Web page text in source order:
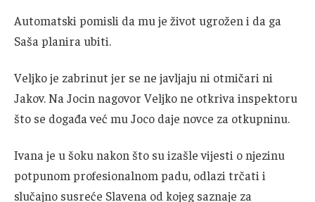
Automatski pomisli da mu je život ugrožen i da ga
Saša planira ubiti.
Veljko je zabrinut jer se ne javljaju ni otmičari ni
Jakov. Na Jocin nagovor Veljko ne otkriva inspektoru
što se događa već mu Joco daje novce za otkupninu.
Ivana je u šoku nakon što su izašle vijesti o njezinu
potpunom profesionalnom padu, odlazi trčati i
slučajno susreće Slavena od kojeg saznaje za